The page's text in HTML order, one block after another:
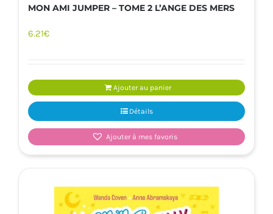
MON AMI JUMPER – TOME 2 L’ANGE DES MERS
6.21€
Ajouter au panier
Détails
Ajouter à mes favoris